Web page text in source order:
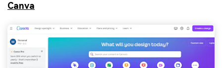
Canva